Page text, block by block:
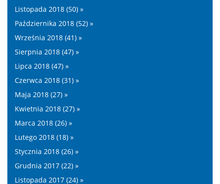
Listopada 2018 (50) »
Października 2018 (52) »
Września 2018 (41) »
Sierpnia 2018 (47) »
Lipca 2018 (47) »
Czerwca 2018 (31) »
Maja 2018 (27) »
Kwietnia 2018 (27) »
Marca 2018 (26) »
Lutego 2018 (18) »
Stycznia 2018 (26) »
Grudnia 2017 (22) »
Listopada 2017 (24) »